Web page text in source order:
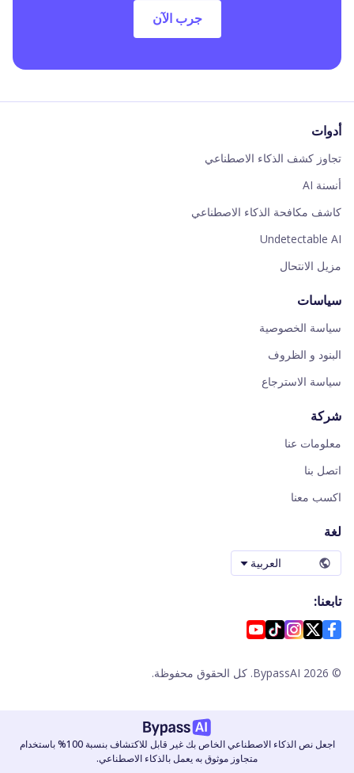
جرب الآن
أدوات
تجاوز كشف الذكاء الاصطناعي
أنسنة AI
كاشف مكافحة الذكاء الاصطناعي
Undetectable AI
مزيل الانتحال
سياسات
سياسة الخصوصية
البنود و الظروف
سياسة الاسترجاع
شركة
معلومات عنا
اتصل بنا
اكسب معنا
لغة
العربية
تابعنا:
©
2026 BypassAI. كل الحقوق محفوظة.
اجعل نص الذكاء الاصطناعي الخاص بك غير قابل للاكتشاف بنسبة 100% باستخدام
متجاوز موثوق به يعمل بالذكاء الاصطناعي.